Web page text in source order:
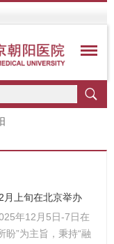
月上旬在北京举办
年12月5日-7日在
盼”为主旨，秉持“融